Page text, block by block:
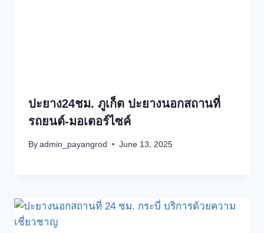
ปะยาง24ชม. ภูเก็ต ปะยางนอกสถานที่
รถยนต์-มอเตอร์ไซค์
By admin_payangrod June 13, 2025